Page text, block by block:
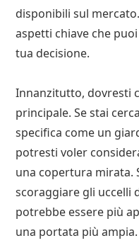
disponibili sul
aspetti chiave che
tua decisione.
Innanzitutto, dovresti
principale. Se stai
specifica come un
potresti voler
una copertura mirata.
scoraggiare gli uccelli
potrebbe essere più
una portata più ampia.